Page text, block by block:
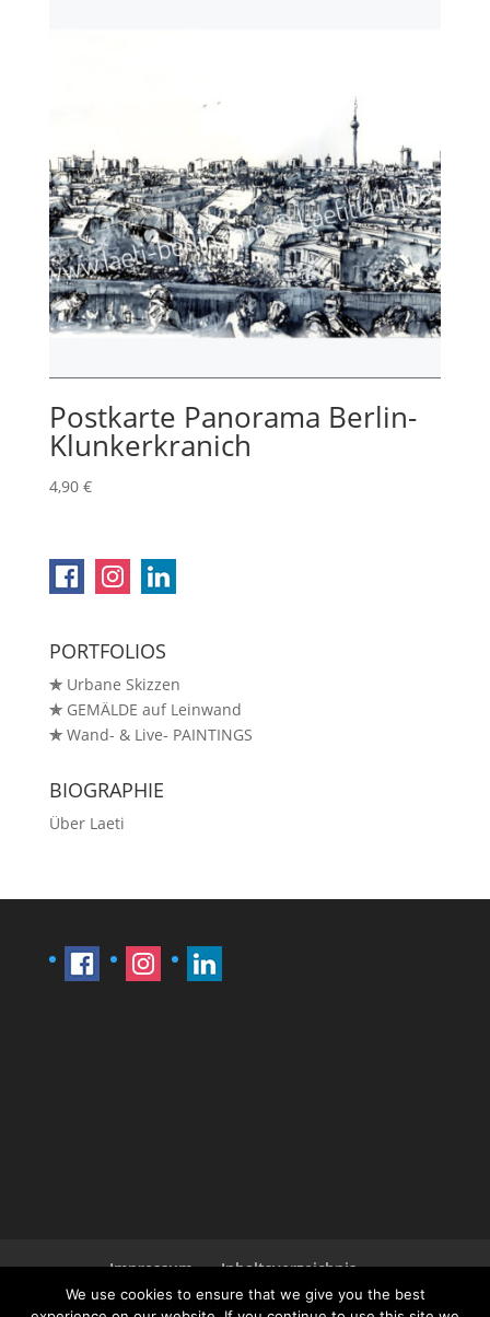
Postkarte Panorama Berlin-
Klunkerkranich
4,90 €
PORTFOLIOS
✯Urbane Skizzen
✯GEMÄLDE auf Leinwand
✯Wand- & Live- PAINTINGS
BIOGRAPHIE
Über Laeti
Impressum
Inhaltsverzeichnis
Ansprechpartner Læti
We use cookies to ensure that we give you the best